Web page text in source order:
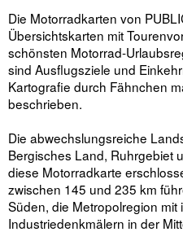
Die Motorradkarten von
Übersichtskarten mit
schönsten Motorrad-
sind Ausflugsziele und
Kartografie durch Fähnchen
beschrieben.
Die abwechslungsreiche
Bergisches Land, Ruhrgebiet
diese Motorradkarte
zwischen 145 und 235 km
Süden, die Metropolregion mit
Industriedenkmälern in der